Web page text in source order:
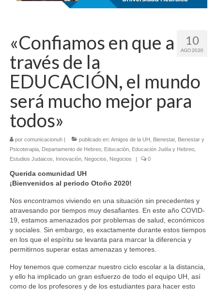
10
AGO 2020
«Confiamos en que a
través de la
EDUCACIÓN, el mundo
será mucho mejor para
todos»
por comunicacionuh | publicado en: Amigos de la UH Bienestar, Bienestar y
Psicoterapia Departamento de Hebreo Educación Educación Judía y Hebreo
Estudios Judaicos
Innovación Negocios Negocios | 0
Querida comunidad UH
¡Bienvenidos al periodo Otoño 2020!
Nos encontramos viviendo en una situación sin precedentes y
atravesando por tiempos muy desafiantes. En este año COVID-
19, estamos amenazados por problemas de salud, económicos
y sociales. Sin embargo, es exactamente durante estos tiempos
en los que el espíritu se levanta para marcar la diferencia y
permitirnos superar estas amenazas y temores.
Hoy tenemos que comenzar nuestro ciclo escolar a la distancia,
y ello ha implicado un gran esfuerzo de todo el equipo UH, así
como de los profesores y de los estudiantes para hacer esto